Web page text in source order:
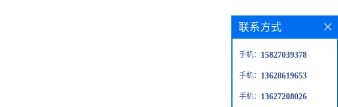
联系方式
手机： 15827039378
手机： 13628619653
手机： 13627208026